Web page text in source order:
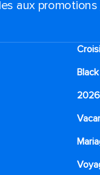
aux promotions